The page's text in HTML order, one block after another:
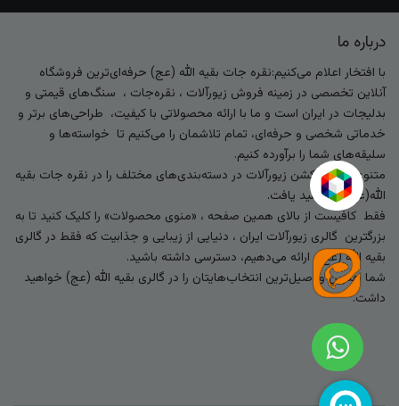
درباره ما
با افتخار اعلام می‌کنیم:نقره جات بقیه الله (عج) حرفه‌ای‌ترین فروشگاه
آنلاین تخصصی در زمینه فروش زیورآلات ، نقره‌جات ، سنگ‌های قیمتی و
بدلیجات در ایران است و ما با ارائه محصولاتی با کیفیت، طراحی‌های برتر و
خدماتی شخصی و حرفه‌ای، تمام تلاشمان را می‌کنیم تا خواسته‌ها و
سلیقه‌های شما را برآورده کنیم.
متنوع‌ترین کالکشن زیورآلات در دسته‌بندی‌های مختلف را در نقره جات بقیه
الله(عج) خواهید یافت.
فقط کافیست از بالای همین صفحه ، «منوی محصولات» را کلیک کنید تا به
بزرگترین گالری زیورآلات ایران ، دنیایی از زیبایی و جذابیت که فقط در گالری
بقیه الله (عج) ارائه می‌دهیم، دسترسی داشته باشید.
شما بهترین و اصیل‌ترین انتخاب‌هایتان را در گالری بقیه الله (عج) خواهید
داشت.